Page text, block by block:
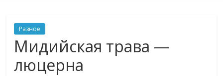
Разное
Мидийская трава —
люцерна